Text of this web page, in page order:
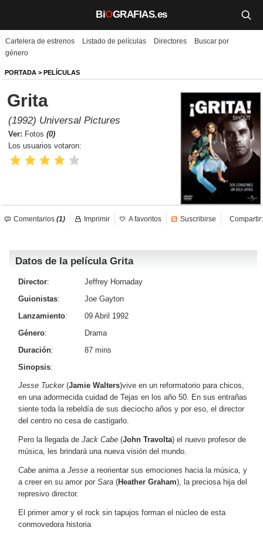
BiOGRAFIAS.es
Biografías
Películas
TV
Música
Un día como hoy
Iniciar sesión
Cartelera de estrenos Listado de películas Directores
Buscar por
género
PORTADA > PELÍCULAS
Grita
(1992) Universal Pictures
Ver: Fotos (0)
Los usuarios votaron:
Comentarios (1) Compartir:
Imprimir A favoritos Suscribirse
Datos de la película Grita
Director:
Jeffrey Hornaday
Guionistas:
Joe Gayton
Lanzamiento:
09 Abril 1992
Género:
Drama
Duración:
87 mins
Sinopsis:
Jesse Tucker(Jamie Walters)vive en un reformatorio para chicos,
en una adormecida cuidad de Tejas en los año 50. En sus entrañas
siente toda la rebeldía de sus dieciocho años y por eso, el director
del centro no cesa de castigarlo.
Pero la llegada de Jack Cabe (John Travolta) el nuevo profesor de
música, les brindará una nueva visión del mundo.
Cabe anima a Jesse a reorientar sus emociones hacia la música, y
a creer en su amor por Sara (Heather Graham), la preciosa hija del
represivo director.
El primer amor y el rock sin tapujos forman el núcleo de esta
conmovedora historia